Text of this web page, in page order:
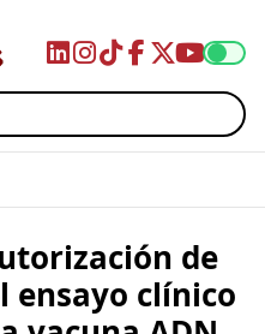
de
ensayo clínico